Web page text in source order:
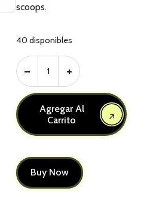
scoops.
40 disponibles
Agregar Al
Carrito
Buy Now